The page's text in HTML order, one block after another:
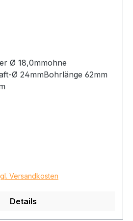
Ø 18,0mmohne
Ø 24mmBohrlänge 62mm
Versandkosten
Details